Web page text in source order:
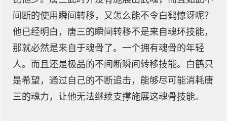
间断的使用瞬间转移，又怎么能不令白鹤惊讶呢？
他已经明白，唐三的瞬间转移不是来自魂环技能，
那就必然是来自于魂骨了。一个拥有魂骨的年轻
人。而且还是极品的不间断瞬间转移技能。白鹤只
是希望，通过自己的不断追击，能够尽可能消耗唐
三的魂力，让他无法继续支撑施展这魂骨技能。